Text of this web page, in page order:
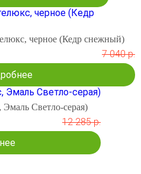
черное (Кедр снежный)
7 040 р.
Светло-серая)
12 285 р.